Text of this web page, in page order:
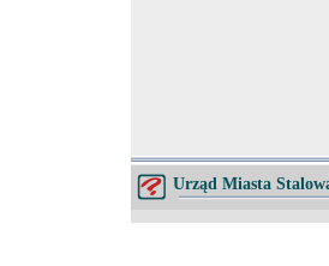
Urząd Miasta